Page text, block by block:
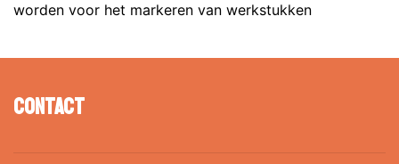
worden voor het markeren van werkstukken
Contact